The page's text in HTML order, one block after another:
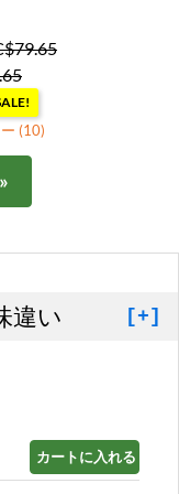
(10)
違い [+]
カートに入れる »